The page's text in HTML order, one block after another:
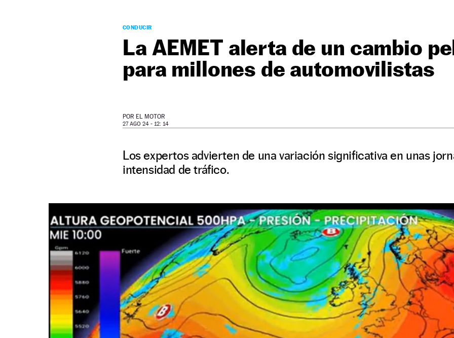
CONDUCIR
La AEMET alerta de un cambio
para millones de automovilistas
POR EL MOTOR
27 AGO 24 - 12: 14
Los expertos advierten de una variación significativa en unas
intensidad de tráfico.